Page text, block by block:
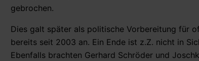
gebrochen.
Dies galt später als politische Vorbereitung für
bereits seit 2003 an. Ein Ende ist z.Z. nicht in
Ebenfalls brachten Gerhard Schröder und